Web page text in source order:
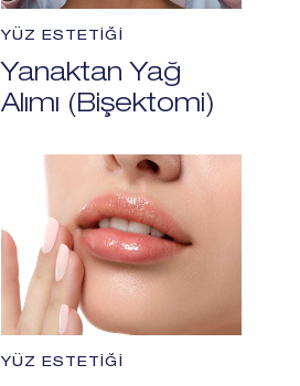
Yanaktan Yağ
Alımı (Bişektomi)
YÜZ ESTETIĞI
YÜZ ESTETIĞI